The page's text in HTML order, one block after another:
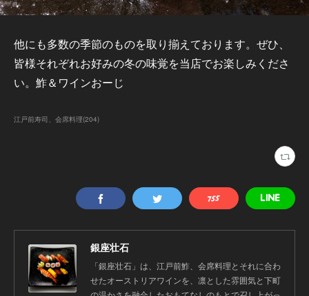
他にも多数の季節のものを取り揃えております。ぜひ、
皆様それぞれお好みの冬の味覚を当店でお楽しみくださ
い。鮓＆ワインおーじ
江戸前寿司、会席料理(204)
銀座壮石
「銀座壮石」は、江戸前鮓、会席料理とそれに合わ
せたオーストリアワインを、凛とした雰囲気と下町